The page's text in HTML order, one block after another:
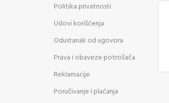
Politika privatnosti
Uslovi korišćenja
Odustanak od ugovora
Prava i obaveze potrošača
Reklamacije
Poručivanje i plaćanja